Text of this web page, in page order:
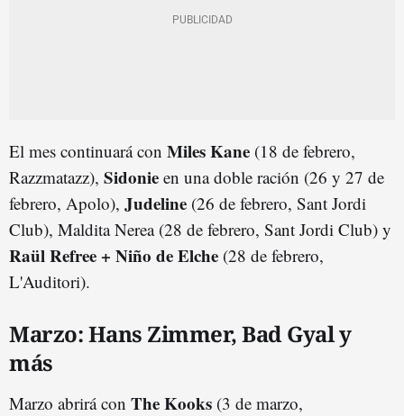
El mes continuará con Miles Kane (18 de febrero,
Razzmatazz), Sidonie en una doble ración (26 y 27 de
febrero, Apolo), Judeline (26 de febrero, Sant Jordi
Club), Maldita Nerea (28 de febrero, Sant Jordi Club) y
Raül Refree + Niño de Elche (28 de febrero,
L'Auditori).
Marzo: Hans Zimmer, Bad Gyal y
más
Marzo abrirá con The Kooks (3 de marzo,